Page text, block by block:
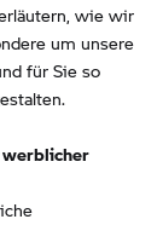
wie wir
um unsere
für Sie so
werblicher